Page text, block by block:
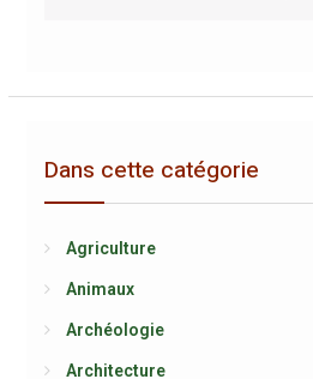
Dans cette catégorie
Agriculture
Animaux
Archéologie
Architecture